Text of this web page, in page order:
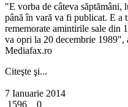
"E vorba de câteva săptămâni,
până în vară va fi publicat. E a
rememorate amintirile sale din
va opri la 20 decembrie 1989",
Mediafax.ro
Citeşte şi...
7 Ianuarie 2014
1596
0